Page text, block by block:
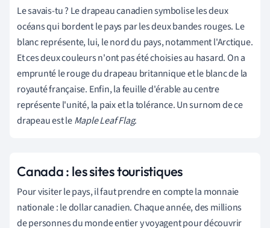
Le savais-tu ? Le drapeau canadien symbolise les deux
océans qui bordent le pays par les deux bandes rouges. Le
blanc représente, lui, le nord du pays, notamment l'Arctique.
Et ces deux couleurs n'ont pas été choisies au hasard. On a
emprunté le rouge du drapeau britannique et le blanc de la
royauté française. Enfin, la feuille d'érable au centre
représente l'unité, la paix et la tolérance. Un surnom de ce
drapeau est leMaple Leaf Flag.
Canada : les sites touristiques
Pour visiter le pays, il faut prendre en compte la monnaie
nationale : le dollar canadien. Chaque année, des millions
de personnes du monde entier y voyagent pour découvrir